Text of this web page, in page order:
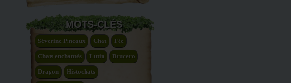
MOTS-CLÉS
Séverine Pineaux Chat Fée
Chats enchantés Lutin Brucero
Dragon Histochats